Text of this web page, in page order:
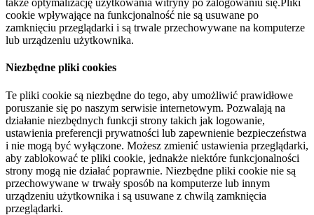
także optymalizację użytkowania witryny po zalogowaniu się.Pliki
cookie wpływające na funkcjonalność nie są usuwane po
zamknięciu przeglądarki i są trwale przechowywane na komputerze
lub urządzeniu użytkownika.
Niezbędne pliki cookies
Te pliki cookie są niezbędne do tego, aby umożliwić prawidłowe
poruszanie się po naszym serwisie internetowym. Pozwalają na
działanie niezbędnych funkcji strony takich jak logowanie,
ustawienia preferencji prywatności lub zapewnienie bezpieczeństwa
i nie mogą być wyłączone. Możesz zmienić ustawienia przeglądarki,
aby zablokować te pliki cookie, jednakże niektóre funkcjonalności
strony mogą nie działać poprawnie. Niezbędne pliki cookie nie są
przechowywane w trwały sposób na komputerze lub innym
urządzeniu użytkownika i są usuwane z chwilą zamknięcia
przeglądarki.